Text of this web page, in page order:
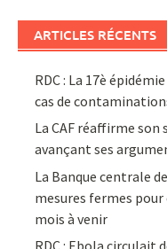
ARTICLES RÉCENTS
RDC : La 17è
cas de
La CAF réaffirme
avançant ses
La Banque centrale
mesures fermes
mois à venir